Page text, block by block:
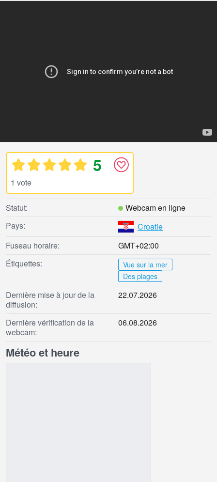
5
1 vote
Statut:
Webcam en ligne
Pays:
Croatie
Fuseau horaire:
GMT+02:00
Étiquettes:
Vue sur la mer
Des plages
Dernière mise à jour de la
diffusion:
22.07.2026
Dernière vérification de la
webcam:
06.08.2026
Météo et heure